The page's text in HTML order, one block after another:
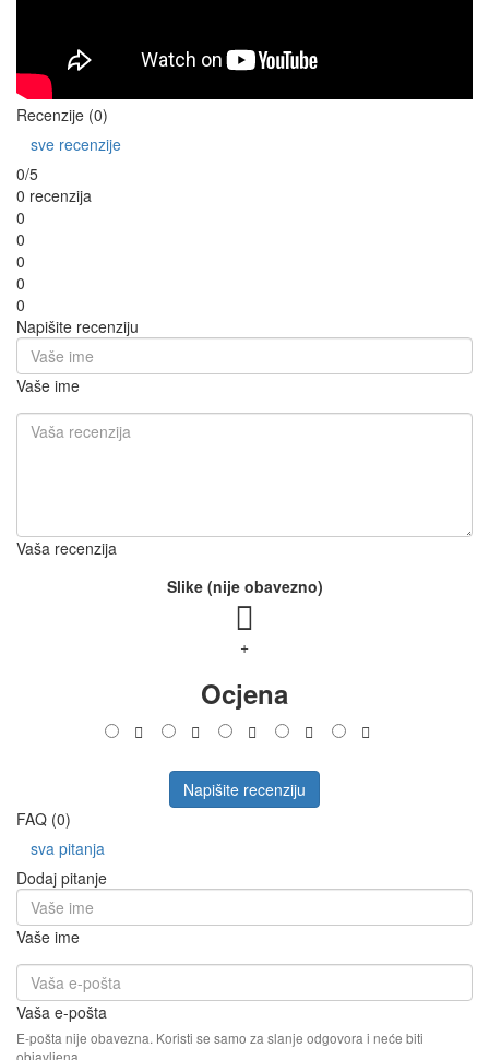
Recenzije (0)
sve recenzije
0/5
0 recenzija
0
0
0
0
0
Napišite recenziju
Vaše ime
Vaša recenzija
Slike (nije obavezno)
+
Ocjena
Napišite recenziju
FAQ (0)
sva pitanja
Dodaj pitanje
Vaše ime
Vaša e-pošta
E-pošta nije obavezna. Koristi se samo za slanje odgovora i neće biti